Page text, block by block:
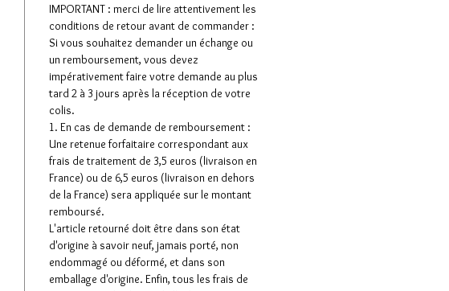
IMPORTANT : merci de lire attentivement les
conditions de retour avant de commander :
Si vous souhaitez demander un échange ou
un remboursement, vous devez
impérativement faire votre demande au plus
tard 2 à 3 jours après la réception de votre
colis.
1. En cas de demande de remboursement :
Une retenue forfaitaire correspondant aux
frais de traitement de 3,5 euros (livraison en
France) ou de 6,5 euros (livraison en dehors
de la France) sera appliquée sur le montant
remboursé.
L'article retourné doit être dans son état
d'origine à savoir neuf, jamais porté, non
endommagé ou déformé, et dans son
emballage d'origine. Enfin, tous les frais de